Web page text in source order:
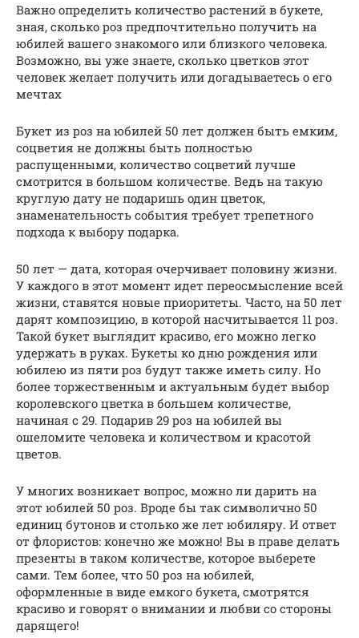
Важно определить количество растений в букете,
зная, сколько роз предпочтительно получить на
юбилей вашего знакомого или близкого человека.
Возможно, вы уже знаете, сколько цветков этот
человек желает получить или догадываетесь о его
мечтах
Букет из роз на юбилей 50 лет должен быть емким,
соцветия не должны быть полностью
распущенными, количество соцветий лучше
смотрится в большом количестве. Ведь на такую
круглую дату не подаришь один цветок,
знаменательность события требует трепетного
подхода к выбору подарка.
50 лет — дата, которая очерчивает половину жизни.
У каждого в этот момент идет переосмысление всей
жизни, ставятся новые приоритеты. Часто, на 50 лет
дарят композицию, в которой насчитывается 11 роз.
Такой букет выглядит красиво, его можно легко
удержать в руках. Букеты ко дню рождения или
юбилею из пяти роз будут также иметь силу. Но
более торжественным и актуальным будет выбор
королевского цветка в большем количестве,
начиная с 29. Подарив 29 роз на юбилей вы
ошеломите человека и количеством и красотой
цветов.
У многих возникает вопрос, можно ли дарить на
этот юбилей 50 роз. Вроде бы так символично 50
единиц бутонов и столько же лет юбиляру. И ответ
от флористов: конечно же можно! Вы в праве делать
презенты в таком количестве, которое выберете
сами. Тем более, что 50 роз на юбилей,
оформленные в виде емкого букета, смотрятся
красиво и говорят о внимании и любви со стороны
дарящего!